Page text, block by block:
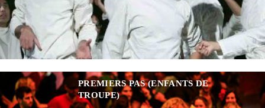
PREMIERS PAS (ENFANTS DE
TROUPE)